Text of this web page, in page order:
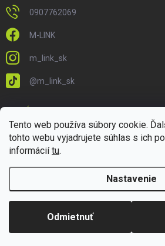
Tento web používa súbory cookie.
tohto webu vyjadrujete súhlas s ich
informáciítu.
Nastavenie
Odmietnuť
0907762069
M-LINK
m_link_sk
@m_link_sk
Vytvoril Shoptet
Copyright 2026M-LINK.sk. Všetky práva